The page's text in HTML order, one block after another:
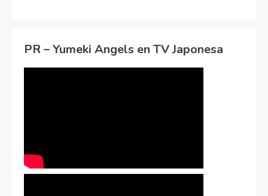
PR – Yumeki Angels en TV Japonesa